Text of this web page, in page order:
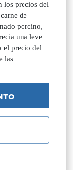
los precios del
de
porcino,
una leve
el precio del
las